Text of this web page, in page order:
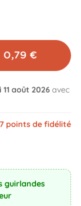
0,79 €
août 2026 avec
7points de fidélité
guirlandes